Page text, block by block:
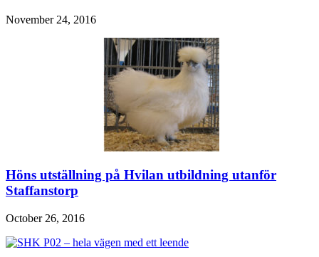
November 24, 2016
Höns utställning på Hvilan utbildning utanför
Staffanstorp
October 26, 2016